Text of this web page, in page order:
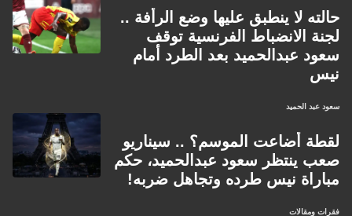
حالته لا ينطبق عليها وضع الرأفة ..
لجنة الانضباط الفرنسية توقف
سعود عبدالحميد بعد الطرد أمام
نيس
سعود عبد الحميد
لقطة أضاعت الموسم؟ .. سيناريو
صعب ينتظر سعود عبدالحميد، حكم
مباراة نيس طرده وتجاهل ضربه!
فقرات ومقالات